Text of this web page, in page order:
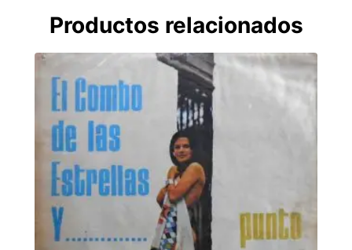
Productos relacionados